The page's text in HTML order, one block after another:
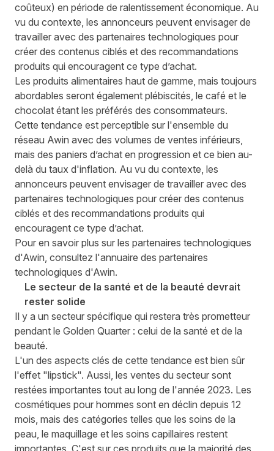
coûteux) en période de ralentissement économique. Au
vu du contexte, les annonceurs peuvent envisager de
travailler avec des partenaires technologiques pour
créer des contenus ciblés et des recommandations
produits qui encouragent ce type d’achat.
Les produits alimentaires haut de gamme, mais toujours
abordables seront également plébiscités, le café et le
chocolat étant les préférés des consommateurs.
Cette tendance est perceptible sur l'ensemble du
réseau Awin avec des volumes de ventes inférieurs,
mais des paniers d’achat en progression et ce bien au-
delà du taux d'inflation. Au vu du contexte, les
annonceurs peuvent envisager de travailler avec des
partenaires technologiques pour créer des contenus
ciblés et des recommandations produits qui
encouragent ce type d’achat.
Pour en savoir plus sur les partenaires technologiques
d'Awin, consultez l'annuaire des partenaires
technologiques d'Awin.
Le secteur de la santé et de la beauté devrait
rester solide
Il y a un secteur spécifique qui restera très prometteur
pendant le Golden Quarter : celui de la santé et de la
beauté.
L'un des aspects clés de cette tendance est bien sûr
l'effet "lipstick". Aussi, les ventes du secteur sont
restées importantes tout au long de l'année 2023. Les
cosmétiques pour hommes sont en déclin depuis 12
mois, mais des catégories telles que les soins de la
peau, le maquillage et les soins capillaires restent
importantes. C'est sur ces produits que la majorité des